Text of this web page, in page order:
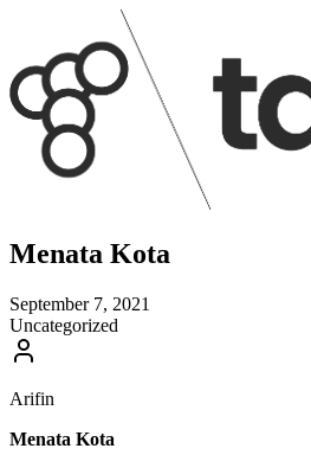
Menata Kota
September 7, 2021
Uncategorized
Arifin
Menata Kota